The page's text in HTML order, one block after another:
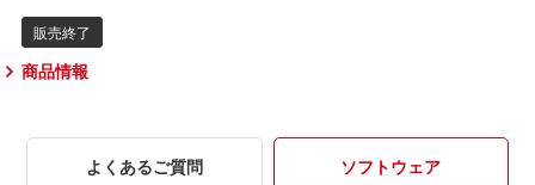
商品情報
よくあるご質問 ソフトウェア